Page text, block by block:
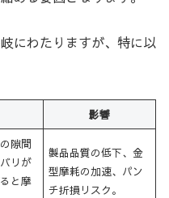
にわたりますが、特に以
影響
隙間
リが
と摩
製品品質の低下、金
型摩耗の加速、パン
チ折損リスク。